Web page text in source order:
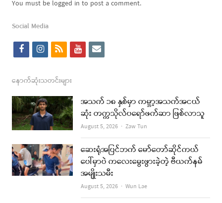
You must be logged in to post a comment.
Social Media
f
c
e
b
o
o
k
i
s
t
a
g
r
a
m
r
s
y
t
u
b
e
e
i
l
နောက်ဆုံးသတင်းများ
အသက် ၁၈ နှစ်မှာ ကမ္ဘာ့အသက်အငယ်
ဆုံး တက္ကသိုလ်ပရော်ဖက်ဆာ ဖြစ်လာသူ
August 5, 2026 Author
Zaw Tun
ဆေးရုံအပြင်ဘက် မော်တော်ဆိုင်ကယ်
ပေါ်မှာပဲ ကလေးမွေးဖွားခဲ့တဲ့ ဗီယက်နမ်
အမျိုးသမီး
August 5, 2026 Author
Wun Lae